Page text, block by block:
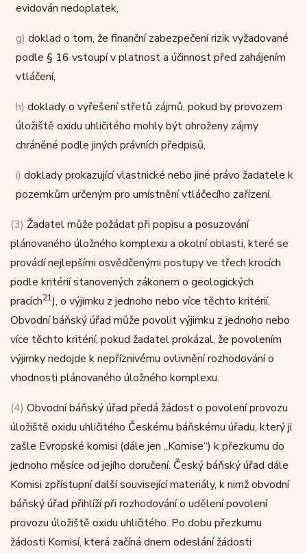
evidován nedoplatek,
g) doklad o tom, že finanční zabezpečení rizik vyžadované
podle § 16 vstoupí v platnost a účinnost před zahájením
vtláčení,
h) doklady o vyřešení střetů zájmů, pokud by provozem
úložiště oxidu uhličitého mohly být ohroženy zájmy
chráněné podle jiných právních předpisů,
i) doklady prokazující vlastnické nebo jiné právo žadatele k
pozemkům určeným pro umístnění vtláčecího zařízení.
(3) Žadatel může požádat při popisu a posuzování
plánovaného úložného komplexu a okolní oblasti, které se
provádí nejlepšími osvědčenými postupy ve třech krocích
podle kritérií stanovených zákonem o geologických
pracích21), o výjimku z jednoho nebo více těchto kritérií.
Obvodní báňský úřad může povolit výjimku z jednoho nebo
více těchto kritérií, pokud žadatel prokázal, že povolením
výjimky nedojde k nepříznivému ovlivnění rozhodování o
vhodnosti plánovaného úložného komplexu.
(4) Obvodní báňský úřad předá žádost o povolení provozu
úložiště oxidu uhličitého Českému báňskému úřadu, který ji
zašle Evropské komisi (dále jen „Komise“) k přezkumu do
jednoho měsíce od jejího doručení. Český báňský úřad dále
Komisi zpřístupní další související materiály, k nimž obvodní
báňský úřad přihlíží při rozhodování o udělení povolení
provozu úložiště oxidu uhličitého. Po dobu přezkumu
žádosti Komisí, která začíná dnem odeslání žádosti